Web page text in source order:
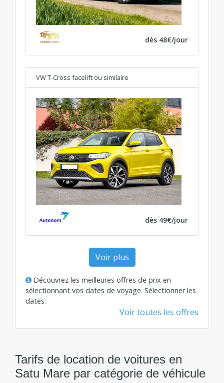
dès 48€/jour
VW T-Cross facelift ou similaire
dès 49€/jour
Voir plus
Découvrez les meilleures offres de prix en
sélectionnant vos dates de voyage. Sélectionner les
dates.
Voir toutes les offres
Tarifs de location de voitures en
Satu Mare par catégorie de véhicule